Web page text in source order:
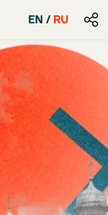
EN / RU